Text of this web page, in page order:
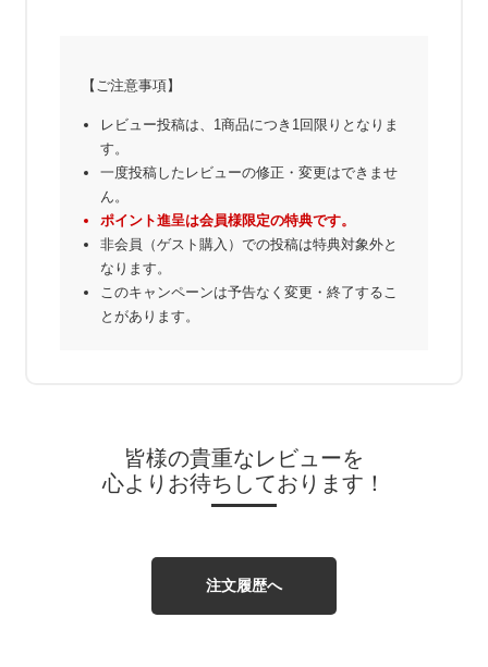
【ご注意事項】
レビュー投稿は、1商品につき1回限りとなりま
す。
一度投稿したレビューの修正・変更はできませ
ん。
ポイント進呈は会員様限定の特典です。
非会員（ゲスト購入）での投稿は特典対象外と
なります。
このキャンペーンは予告なく変更・終了するこ
とがあります。
皆様の貴重なレビューを
心よりお待ちしております！
注文履歴へ